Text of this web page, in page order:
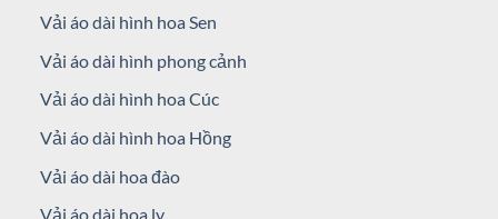
Vải áo dài hình hoa Sen
Vải áo dài hình phong cảnh
Vải áo dài hình hoa Cúc
Vải áo dài hình hoa Hồng
Vải áo dài hoa đào
Vải áo dài hoa ly